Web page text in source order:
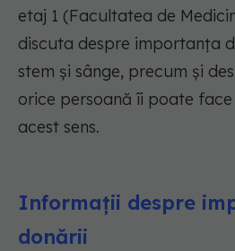
etaj 1 (Facultatea de
discuta despre importanţa
stem şi sânge, precum și
orice persoană îi poate
acest sens.
Informații despre
donării